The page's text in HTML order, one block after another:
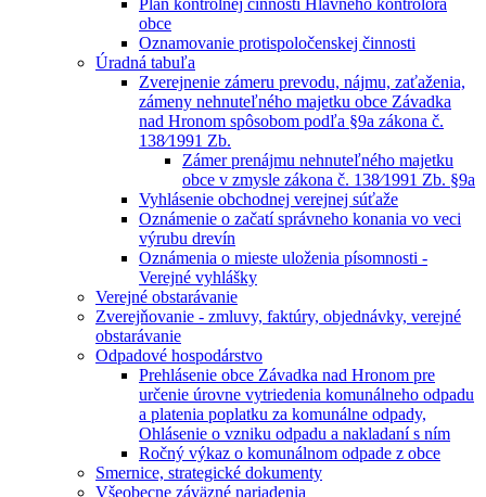
Plán kontrolnej činnosti Hlavného kontrolóra
obce
Oznamovanie protispoločenskej činnosti
Úradná tabuľa
Zverejnenie zámeru prevodu, nájmu, zaťaženia,
zámeny nehnuteľného majetku obce Závadka
nad Hronom spôsobom podľa §9a zákona č.
138⁄1991 Zb.
Zámer prenájmu nehnuteľného majetku
obce v zmysle zákona č. 138⁄1991 Zb. §9a
Vyhlásenie obchodnej verejnej súťaže
Oznámenie o začatí správneho konania vo veci
výrubu drevín
Oznámenia o mieste uloženia písomnosti -
Verejné vyhlášky
Verejné obstarávanie
Zverejňovanie - zmluvy, faktúry, objednávky, verejné
obstarávanie
Odpadové hospodárstvo
Prehlásenie obce Závadka nad Hronom pre
určenie úrovne vytriedenia komunálneho odpadu
a platenia poplatku za komunálne odpady,
Ohlásenie o vzniku odpadu a nakladaní s ním
Ročný výkaz o komunálnom odpade z obce
Smernice, strategické dokumenty
Všeobecne záväzné nariadenia